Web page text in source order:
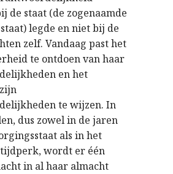
de staat (de zogenaamde
legde en niet bij de
zelf. Vandaag past het
te ontdoen van haar
en het
te wijzen. In
dus zowel in de jaren
als in het
wordt er één
in al haar almacht